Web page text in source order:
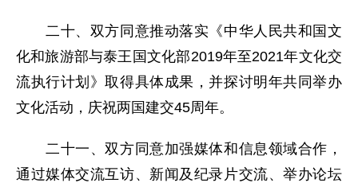
二十、双方同意推动落实《中华人民共和国文
化和旅游部与泰王国文化部2019年至2021年文化交
流执行计划》取得具体成果，并探讨明年共同举办
文化活动，庆祝两国建交45周年。
二十一、双方同意加强媒体和信息领域合作，
通过媒体交流互访、新闻及纪录片交流、举办论坛